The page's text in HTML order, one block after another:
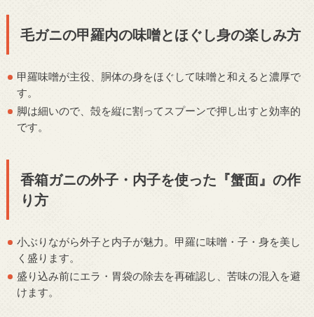
毛ガニの甲羅内の味噌とほぐし身の楽しみ方
甲羅味噌が主役、胴体の身をほぐして味噌と和えると濃厚で
す。
脚は細いので、殻を縦に割ってスプーンで押し出すと効率的
です。
香箱ガニの外子・内子を使った『蟹面』の作
り方
小ぶりながら外子と内子が魅力。甲羅に味噌・子・身を美し
く盛ります。
盛り込み前にエラ・胃袋の除去を再確認し、苦味の混入を避
けます。